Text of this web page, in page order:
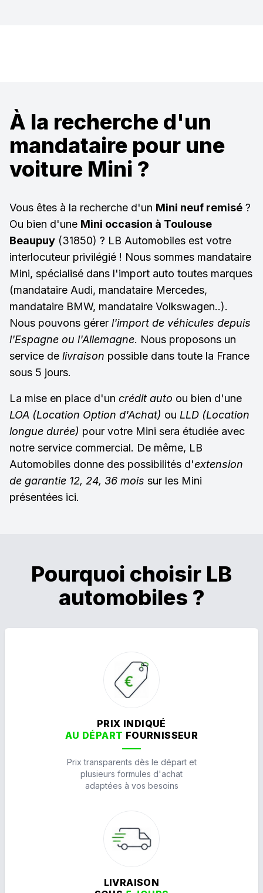
À la recherche d'un
mandataire pour une
voiture Mini ?
Vous êtes à la recherche d'un Mini neuf remisé ?
Ou bien d'une Mini occasion à Toulouse
Beaupuy (31850) ? LB Automobiles est votre
interlocuteur privilégié ! Nous sommes mandataire
Mini, spécialisé dans l'import auto toutes marques
(mandataire Audi, mandataire Mercedes,
mandataire BMW, mandataire Volkswagen..).
Nous pouvons gérer l'import de véhicules depuis
l'Espagne ou l'Allemagne. Nous proposons un
service de livraison possible dans toute la France
sous 5 jours.
La mise en place d'un crédit auto ou bien d'une
LOA (Location Option d'Achat) ou LLD (Location
longue durée) pour votre Mini sera étudiée avec
notre service commercial. De même, LB
Automobiles donne des possibilités d'extension
de garantie 12, 24, 36 mois sur les Mini
présentées ici.
Pourquoi choisir LB
automobiles ?
PRIX INDIQUÉ
AU DÉPART FOURNISSEUR
Prix transparents dès le départ et
plusieurs formules d'achat
adaptées à vos besoins
LIVRAISON